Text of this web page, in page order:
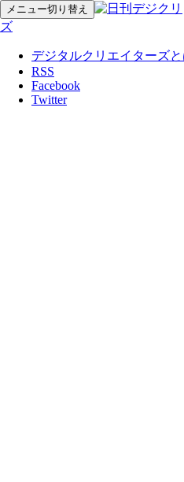
メニュー切り替え
ズ
デジタルクリエイターズと
RSS
Facebook
Twitter